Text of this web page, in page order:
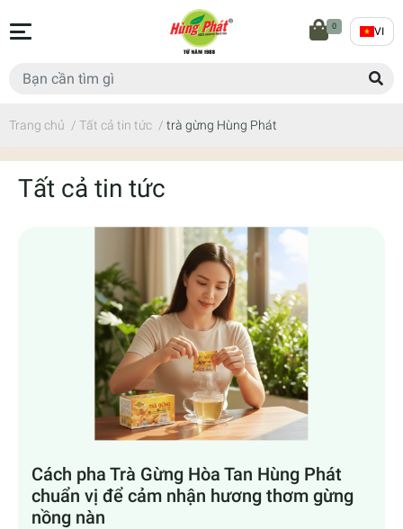
0 VI
Trang chủ / Tất cả tin tức / trà gừng Hùng Phát
Tất cả tin tức
Cách pha Trà Gừng Hòa Tan Hùng Phát
chuẩn vị để cảm nhận hương thơm gừng
nồng nàn